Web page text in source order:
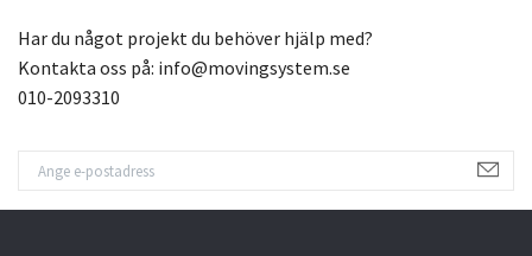
Har du något projekt du behöver hjälp med?
Kontakta oss på: info@movingsystem.se
010-2093310